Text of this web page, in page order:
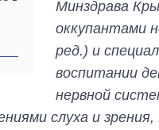
Минздрава
оккупантами
ред.) и
воспитании
нервной
слуха и